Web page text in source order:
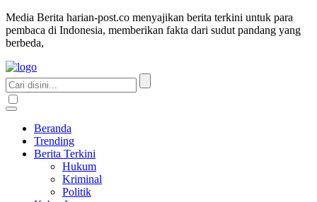
Media Berita harian-post.co menyajikan berita terkini untuk para
pembaca di Indonesia, memberikan fakta dari sudut pandang yang
berbeda,
Beranda
Trending
Berita Terkini
Hukum
Kriminal
Politik